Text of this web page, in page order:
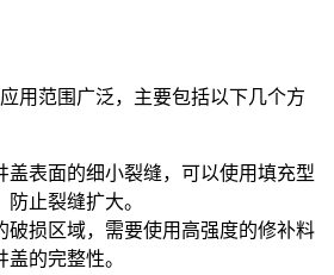
范围广泛，主要包括以下几个方
盖表面的细小裂缝，可以使用填充型
止裂缝扩大。
破损区域，需要使用高强度的修补料
的完整性。